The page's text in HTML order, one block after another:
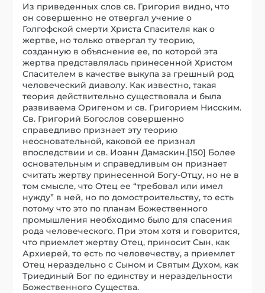
Из приведенных слов св. Григория видно, что
он совершенно не отвергал учение о
Голгофской смерти Христа Спасителя как о
жертве, но только отвергал ту теорию,
созданную в объяснение ее, по которой эта
жертва представлялась принесенной Христом
Спасителем в качестве выкупа за грешный род
человеческий диаволу. Как известно, такая
теория действительно существовала и была
развиваема Оригеном и св. Григорием Нисским.
Св. Григорий Богослов совершенно
справедливо признает эту теорию
неосновательной, каковой ее признал
впоследствии и св. Иоанн Дамаскин.[150] Более
основательным и справедливым он признает
считать жертву принесенной Богу-Отцу, но не в
том смысле, что Отец ее “требовал или имел
нужду” в ней, но по домостроительству, то есть
потому что это по планам Божественного
промышления необходимо было для спасения
рода человеческого. При этом хотя и говорится,
что приемлет жертву Отец, приносит Сын, как
Архиерей, то есть по человечеству, а приемлет
Отец нераздельно с Сыном и Святым Духом, как
Триединый Бог по единству и нераздельности
Божественного Существа.